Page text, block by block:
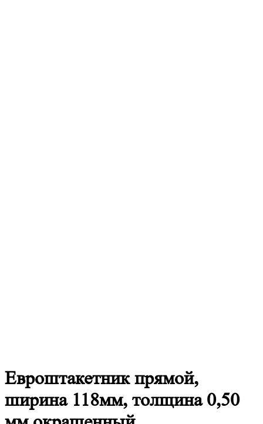
Евроштакетникпрямой,
ширина 118мм, толщина 0,50